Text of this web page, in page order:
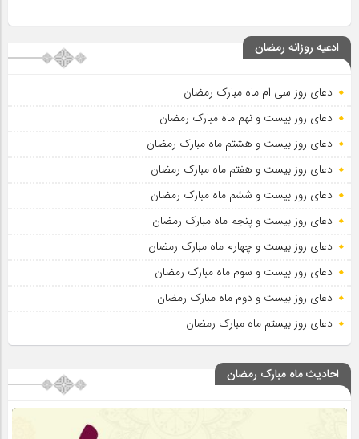
ادعیه روزانه رمضان
دعای روز سی ام ماه مبارک رمضان
دعای روز بیست و نهم ماه مبارک رمضان
دعای روز بیست و هشتم ماه مبارک رمضان
دعای روز بیست و هفتم ماه مبارک رمضان
دعای روز بیست و ششم ماه مبارک رمضان
دعای روز بیست و پنجم ماه مبارک رمضان
دعای روز بیست و چهارم ماه مبارک رمضان
دعای روز بیست و سوم ماه مبارک رمضان
دعای روز بیست و دوم ماه مبارک رمضان
دعای روز بیستم ماه مبارک رمضان
احادیث ماه مبارک رمضان